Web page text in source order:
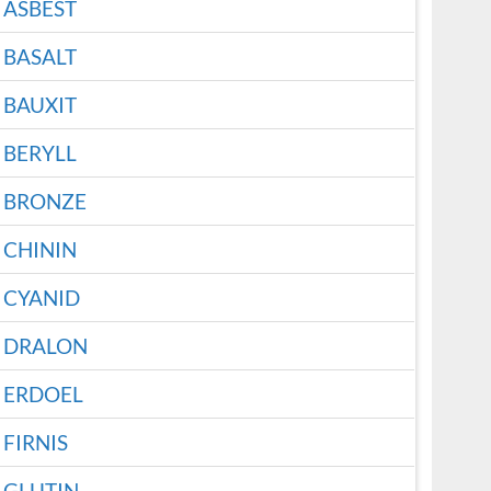
ASBEST
BASALT
BAUXIT
BERYLL
BRONZE
CHININ
CYANID
DRALON
ERDOEL
FIRNIS